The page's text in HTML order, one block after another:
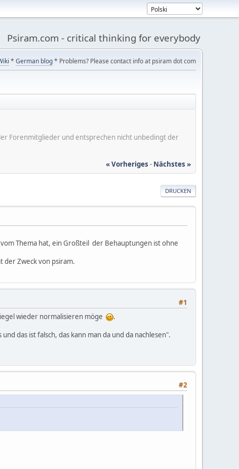
Psiram.com - critical thinking for everybody
* German blog* Problems? Please contact info at psiram dot com
Forenmitglieder und entsprechen nicht unbedingt der
« Vorheriges - Nächstes »
DRUCKEN
Thema hat, ein Großteil der Behauptungen ist ohne
der Zweck von psiram.
#1
wieder normalisieren möge
.
das ist falsch, das kann man da und da nachlesen".
#2